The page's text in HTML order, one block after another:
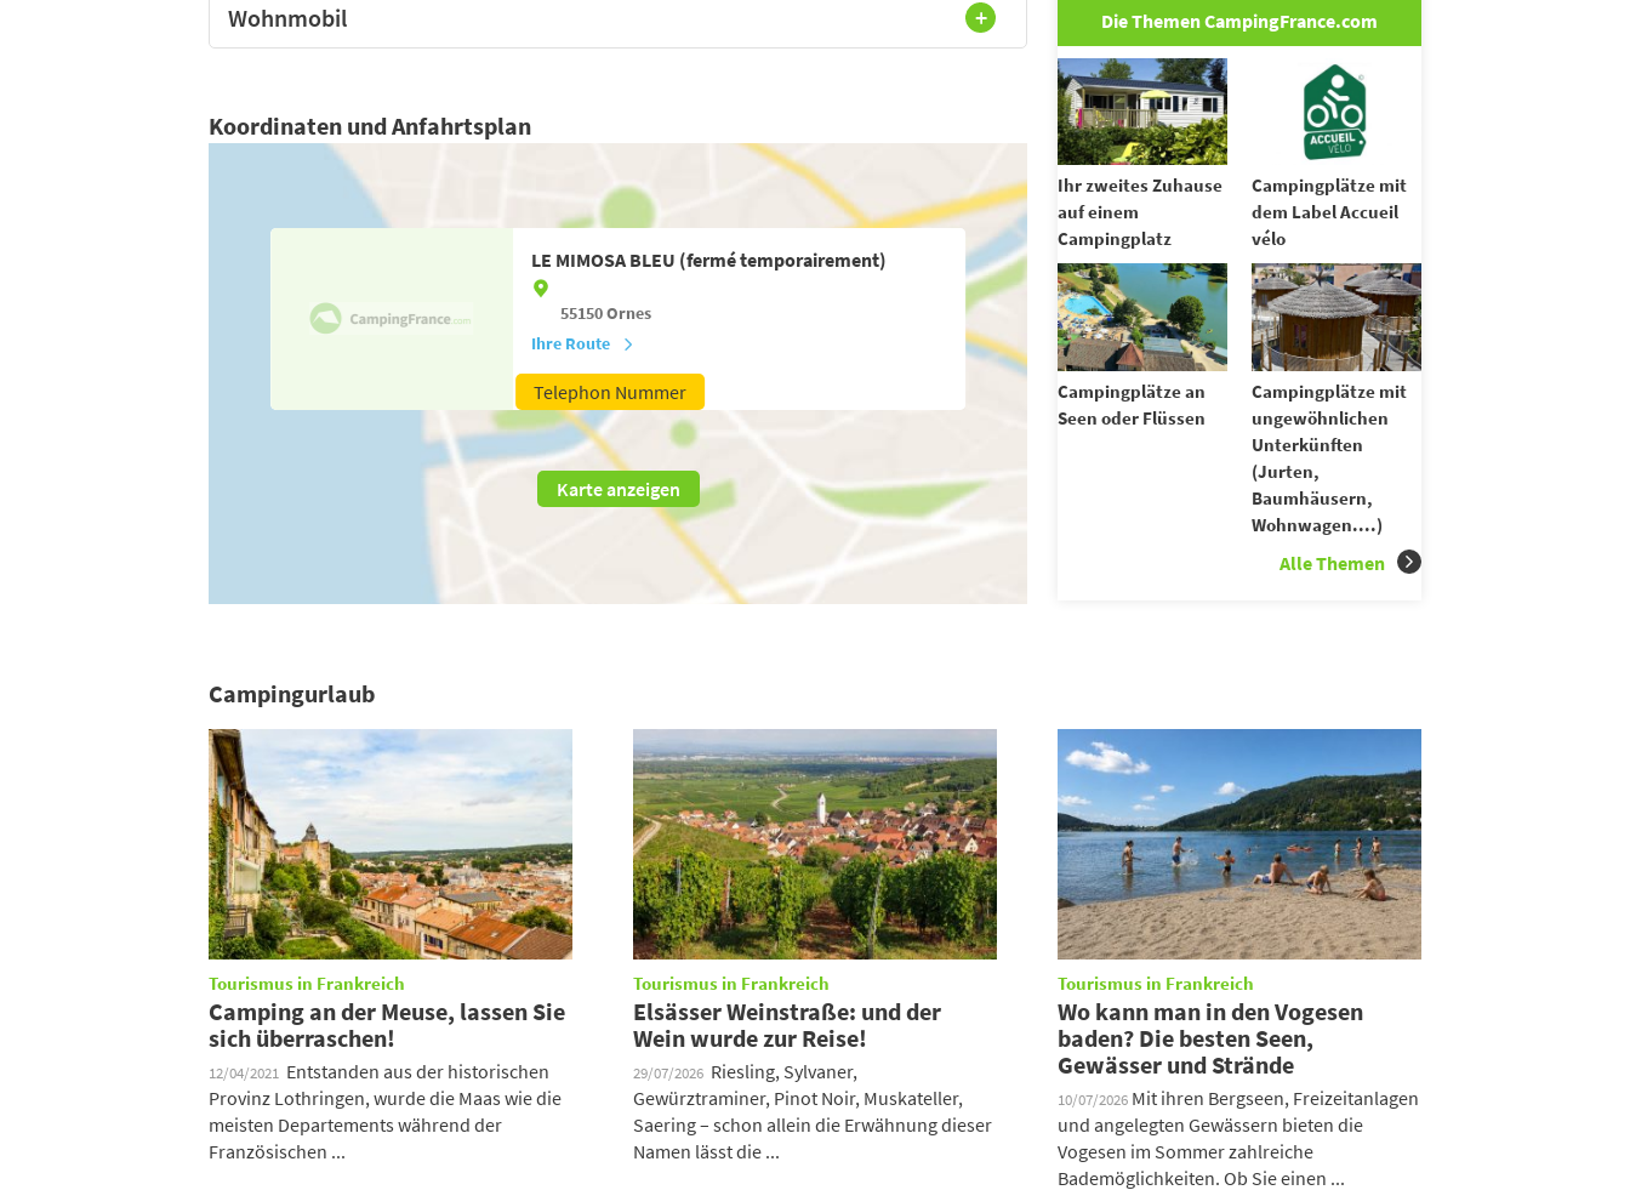
Wohnmobil
Koordinaten und Anfahrtsplan
LE MIMOSA BLEU (fermé temporairement)
55150Ornes
Ihre Route
Telephon Nummer
Karte anzeigen
Die Themen CampingFrance.com
Ihr zweites Zuhause
auf einem
Campingplatz
Campingplätze mit
dem Label Accueil
vélo
Campingplätze an
Seen oder Flüssen
Campingplätze mit
ungewöhnlichen
Unterkünften
(Jurten,
Baumhäusern,
Wohnwagen....)
Alle Themen
Campingurlaub
Tourismus in Frankreich
Camping an der Meuse, lassen Sie
sich überraschen!
12/04/2021 Entstanden aus der historischen
Provinz Lothringen, wurde die Maas wie die
meisten Departements während der
Französischen ...
Tourismus in Frankreich
Elsässer Weinstraße: und der
Wein wurde zur Reise!
29/07/2026 Riesling, Sylvaner,
Gewürztraminer, Pinot Noir, Muskateller,
Saering – schon allein die Erwähnung dieser
Namen lässt die ...
Tourismus in Frankreich
Wo kann man in den Vogesen
baden? Die besten Seen,
Gewässer und Strände
10/07/2026 Mit ihren Bergseen, Freizeitanlagen
und angelegten Gewässern bieten die
Vogesen im Sommer zahlreiche
Bademöglichkeiten. Ob Sie einen ...